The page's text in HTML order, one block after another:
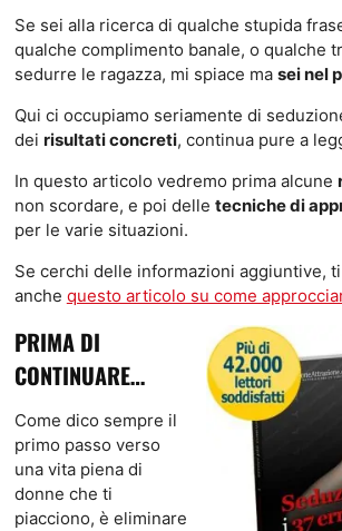
Se sei alla ricerca di qualche stupida
qualche complimento banale, o qualche
sedurre le ragazza, mi spiace ma sei nel
Qui ci occupiamo seriamente di
dei risultati concreti, continua pure a
In questo articolo vedremo prima alcune
non scordare, e poi delle tecniche di
per le varie situazioni.
Se cerchi delle informazioni aggiuntive,
anche questo articolo su come
PRIMA DI
CONTINUARE…
Come dico sempre il
primo passo verso
una vita piena di
donne che ti
piacciono, è eliminare